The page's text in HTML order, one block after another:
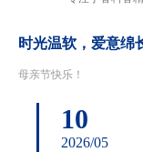
时光温软，爱意绵
母亲节快乐！
10
2026/05